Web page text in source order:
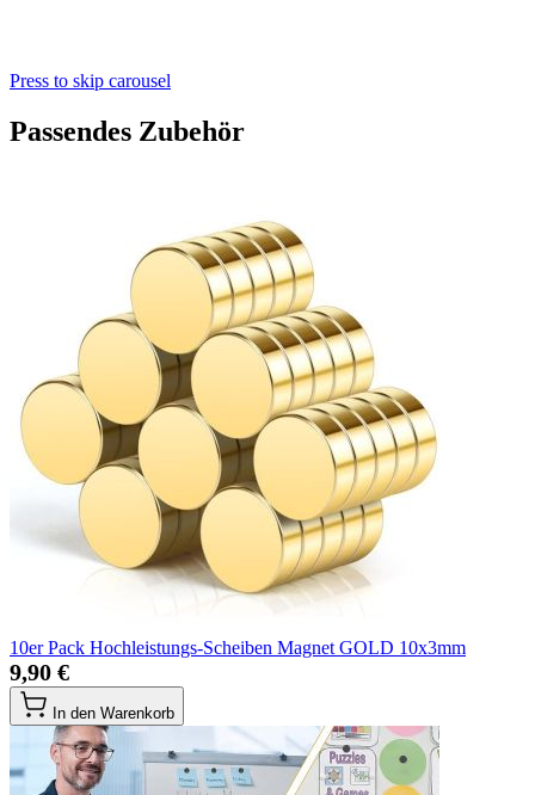
Press to skip carousel
Passendes Zubehör
10er Pack Hochleistungs-Scheiben Magnet GOLD 10x3mm
9,90 €
In den Warenkorb